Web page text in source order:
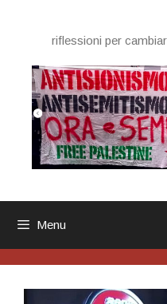
contenutoriflessioni per
Menu